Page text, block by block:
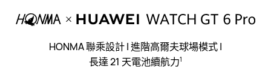
HONMA 聯乘設計 | 進階高爾夫球場模式 |
長達 21 天電池續航力⁠1